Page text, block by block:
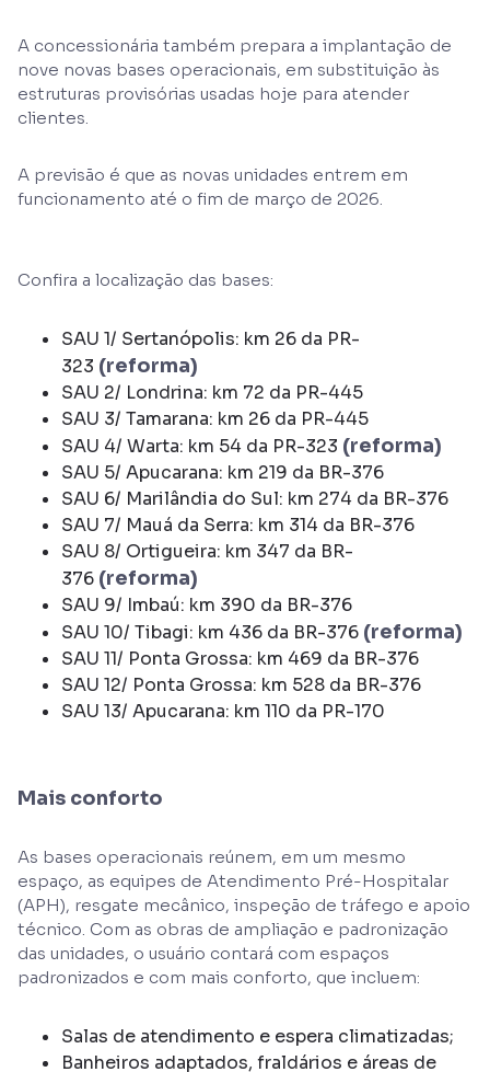
A concessionária também prepara a implantação de
nove novas bases operacionais, em substituição às
estruturas provisórias usadas hoje para atender
clientes.
A previsão é que as novas unidades entrem em
funcionamento até o fim de março de 2026.
Confira a localização das bases:
SAU 1/ Sertanópolis: km 26 da PR-
323 (reforma)
SAU 2/ Londrina: km 72 da PR-445
SAU 3/ Tamarana: km 26 da PR-445
SAU 4/ Warta: km 54 da PR-323 (reforma)
SAU 5/ Apucarana: km 219 da BR-376
SAU 6/ Marilândia do Sul: km 274 da BR-376
SAU 7/ Mauá da Serra: km 314 da BR-376
SAU 8/ Ortigueira: km 347 da BR-
376 (reforma)
SAU 9/ Imbaú: km 390 da BR-376
SAU 10/ Tibagi: km 436 da BR-376 (reforma)
SAU 11/ Ponta Grossa: km 469 da BR-376
SAU 12/ Ponta Grossa: km 528 da BR-376
SAU 13/ Apucarana: km 110 da PR-170
Mais conforto
As bases operacionais reúnem, em um mesmo
espaço, as equipes de Atendimento Pré-Hospitalar
(APH), resgate mecânico, inspeção de tráfego e apoio
técnico. Com as obras de ampliação e padronização
das unidades, o usuário contará com espaços
padronizados e com mais conforto, que incluem:
Salas de atendimento e espera climatizadas;
Banheiros adaptados, fraldários e áreas de